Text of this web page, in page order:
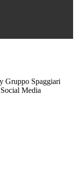
Gruppo Spaggiari
Media